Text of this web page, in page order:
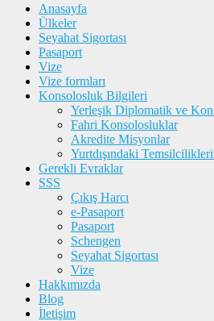
Anasayfa
Ülkeler
Seyahat Sigortası
Pasaport
Vize
Vize formları
Konsolosluk Bilgileri
Yerleşik Diplomatik ve
Fahri Konsolosluklar
Akredite Misyonlar
Yurtdışındaki
Gerekli Evraklar
SSS
Çıkış Harcı
e-Pasaport
Pasaport
Schengen
Seyahat Sigortası
Vize
Hakkımızda
Blog
İletişim